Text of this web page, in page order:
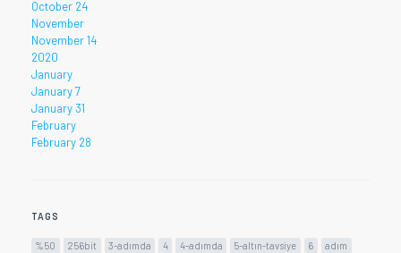
October 24
November
November 14
2020
January
January 7
January 31
February
February 28
TAGS
%50 256bit 3-adımda 4 4-adımda 5-altın-tavsiye 6
adım